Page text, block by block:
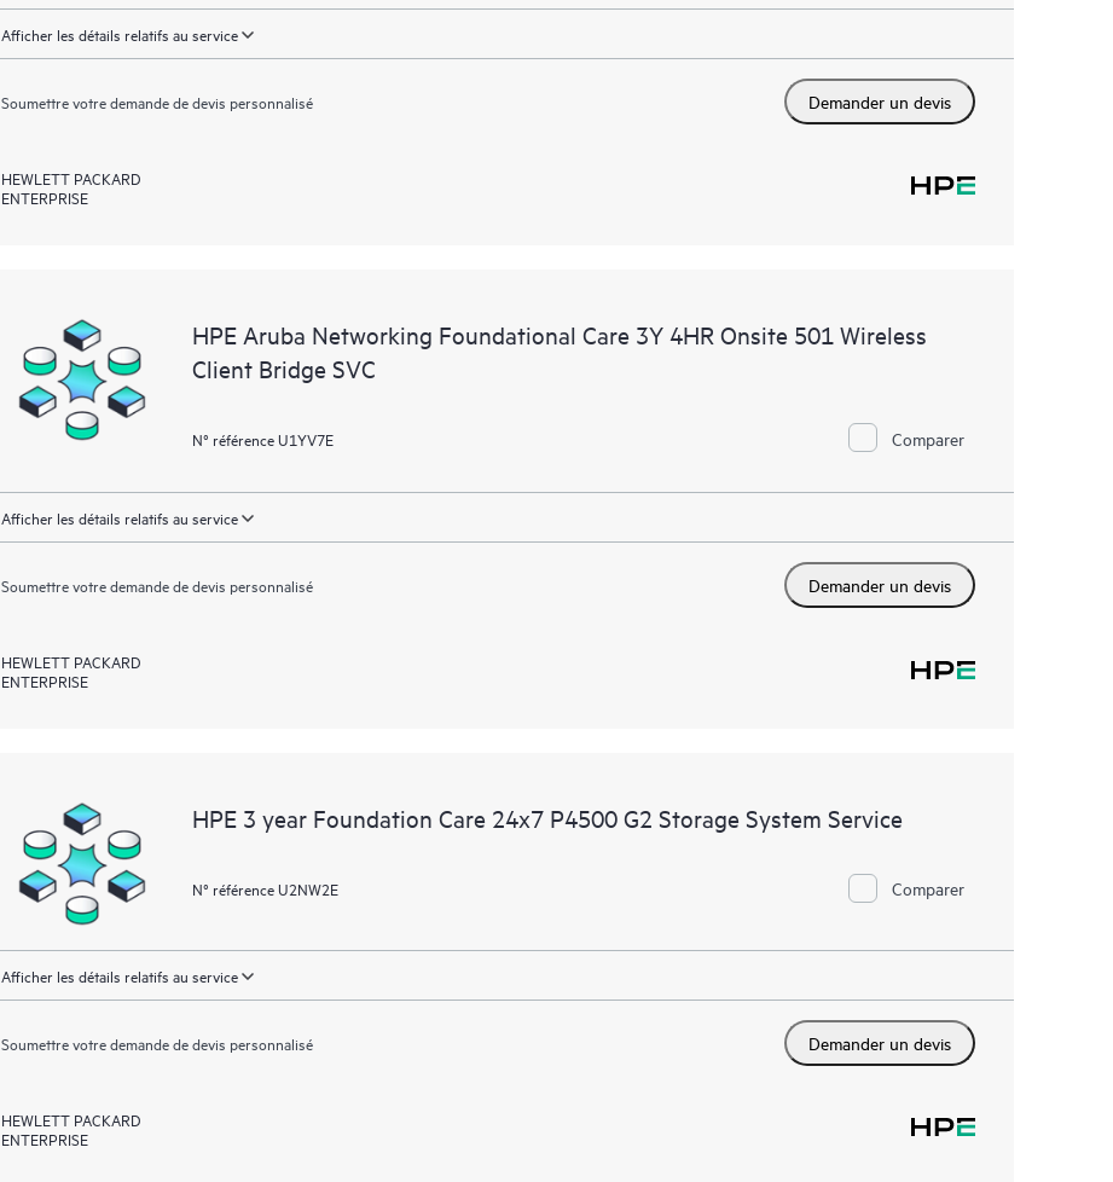
Afficher les détails relatifs au service
Soumettre votre demande de devis personnalisé Demander un devis
HEWLETT PACKARD
ENTERPRISE
HPE Aruba Networking Foundational Care 3Y 4HR Onsite 501 Wireless
Client Bridge SVC
N° référence U1YV7E Comparer
Afficher les détails relatifs au service
Soumettre votre demande de devis personnalisé Demander un devis
HEWLETT PACKARD
ENTERPRISE
HPE 3 year Foundation Care 24x7 P4500 G2 Storage System Service
N° référence U2NW2E Comparer
Afficher les détails relatifs au service
Soumettre votre demande de devis personnalisé Demander un devis
HEWLETT PACKARD
ENTERPRISE